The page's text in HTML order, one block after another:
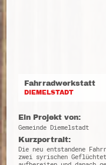
Fahrradwerkstatt
DIEMELSTADT
Ein Projekt von:
Gemeinde Diemelstadt
Kurzportrait:
Die neu entstandene
zwei syrischen